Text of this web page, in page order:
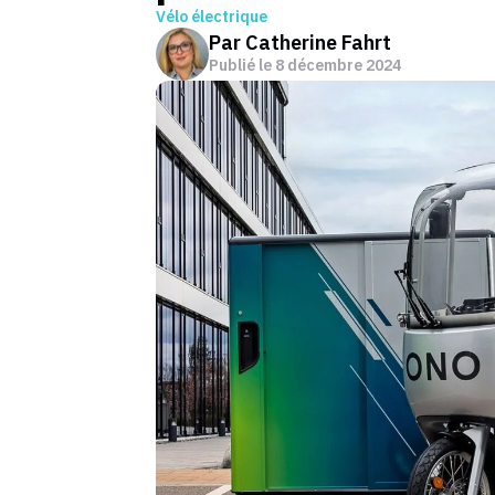
Vélo électrique
Par Catherine Fahrt
Publié le 8 décembre 2024